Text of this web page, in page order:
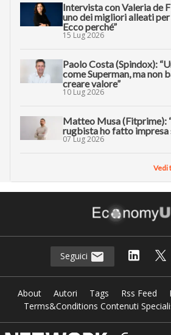
Intervista con Valeria de
uno dei migliori alleati
Ecco perché”
15 Lug 2026
Paolo Costa (Spindox):
come Superman, ma non
creare valore”
10 Lug 2026
Matteo Musa (Fitprime):
rugbista ho fatto impresa
07 Lug 2026
Vedi
Seguici
About Autori Tags Rss Feed
Terms&Conditions Contenuti